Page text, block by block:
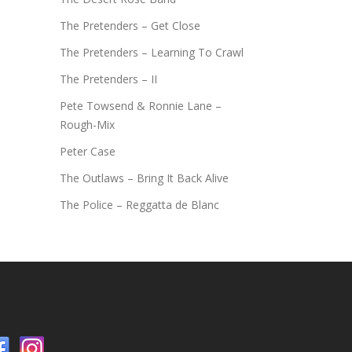
The Pretenders – Get Close
The Pretenders – Learning To Crawl
The Pretenders – II
Pete Towsend & Ronnie Lane –
Rough-Mix
Peter Case
The Outlaws – Bring It Back Alive
The Police – Reggatta de Blanc